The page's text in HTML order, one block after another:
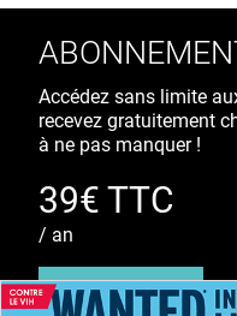
Accédez sans limite
recevez gratuitement
à ne pas manquer !
39€ TTC
/ an
S'ABONNER